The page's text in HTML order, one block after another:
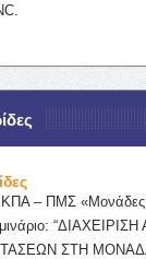
– ΠΜΣ «Μονάδες
ΣΤΗ